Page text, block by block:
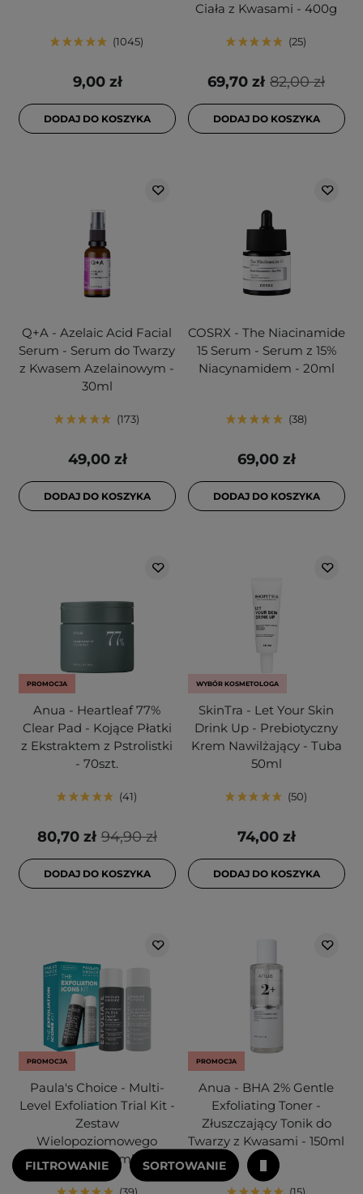
1045
9,00 zł
DODAJ DO KOSZYKA
Ciała z Kwasami - 400g
25
82,00 zł
69,70 zł
DODAJ DO KOSZYKA
Q+A - Azelaic Acid Facial
Serum - Serum do Twarzy
z Kwasem Azelainowym -
30ml
173
49,00 zł
DODAJ DO KOSZYKA
COSRX - The Niacinamide
15 Serum - Serum z 15%
Niacynamidem - 20ml
38
69,00 zł
DODAJ DO KOSZYKA
PROMOCJA
Anua - Heartleaf 77%
Clear Pad - Kojące Płatki
z Ekstraktem z Pstrolistki
- 70szt.
41
94,90 zł
80,70 zł
DODAJ DO KOSZYKA
WYBÓR KOSMETOLOGA
SkinTra - Let Your Skin
Drink Up - Prebiotyczny
Krem Nawilżający - Tuba
50ml
50
74,00 zł
DODAJ DO KOSZYKA
PROMOCJA
Paula's Choice - Multi-
Level Exfoliation Trial Kit -
Zestaw
Wielopoziomowego
Złuszczania - 30ml+30ml
PROMOCJA
Anua - BHA 2% Gentle
Exfoliating Toner -
Złuszczający Tonik do
Twarzy z Kwasami - 150ml
FILTROWANIE SORTOWANIE